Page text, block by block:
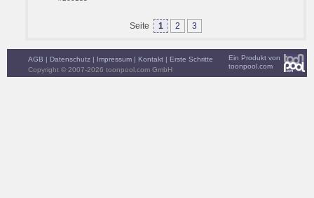
Seite 1 2 3
Ein Produkt von
toonpool.com
AGB | Datenschutz | Impressum | Kontakt | Erste Schritte
Copyright © 2007-2026 toonpool.com GmbH